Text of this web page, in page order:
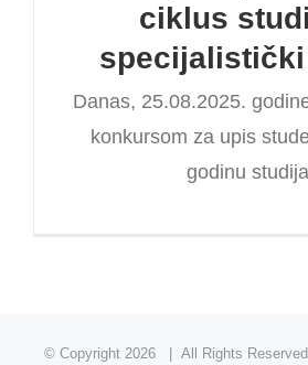
ciklus
Danas, 25.08.2025.
konkursom za upis
godinu studija
© Copyright 2026 | All Rights